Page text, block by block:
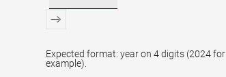
Expected format: year on 4 digits (2024 for
example).